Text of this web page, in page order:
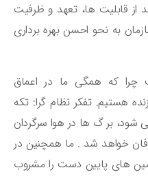
قابلیت ها، تعهد و ظرفیت
به نحو احسن بهره برداری
که همگی ما در اعماق
تفکر نظام گرا: تکه
بر گ ها در هوا سرگردان
شد . ما همچنین در
های پایین دست را مشروب